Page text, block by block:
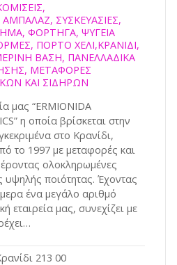
ΣΥΣΚΕΥΑΣΙΕΣ,
ΦΟΡΤΗΓΑ, ΨΥΓΕΙΑ
ΠΟΡΤΟ ΧΕΛΙ,ΚΡΑΝΙΔΙ,
ΒΑΣΗ, ΠΑΝΕΛΛΑΔΙΚΑ
ΜΕΤΑΦΟΡΕΣ
ΚΑΙ ΣΙΔΗΡΩΝ
μας “ERMIONIDA
η οποία βρίσκεται στην
στο Κρανίδι,
το 1997 με μεταφορές και
ολοκληρωμένες
υψηλής ποιότητας. Έχοντας
ένα μεγάλο αριθμό
εταιρεία μας, συνεχίζει με
213 00